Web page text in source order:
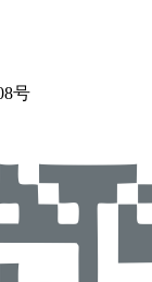
号